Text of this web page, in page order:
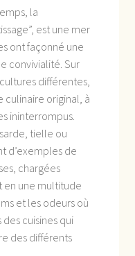
la
est une mer
ont façonné une
convivialité. Sur
différentes,
original, à
ininterrompus.
tielle ou
d’exemples de
chargées
en une multitude
et les odeurs où
des cuisines qui
des différents